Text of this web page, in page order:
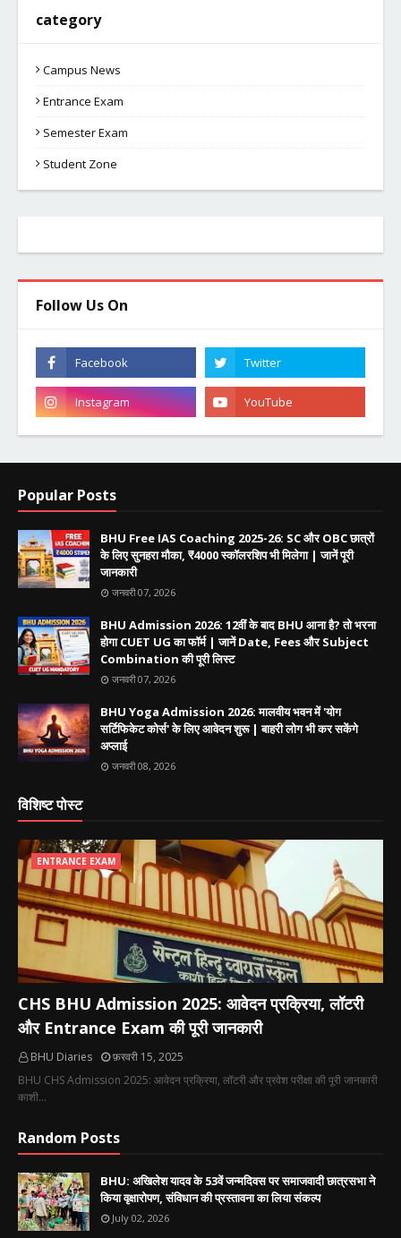
category
Campus News
Entrance Exam
Semester Exam
Student Zone
Follow Us On
Popular Posts
BHU Free IAS Coaching 2025-26: SC और OBC छात्रों
के लिए सुनहरा मौका, ₹4000 स्कॉलरशिप भी मिलेगा | जानें पूरी
जानकारी
जनवरी 07, 2026
BHU Admission 2026: 12वीं के बाद BHU आना है? तो भरना
होगा CUET UG का फॉर्म | जानें Date, Fees और Subject
Combination की पूरी लिस्ट
जनवरी 07, 2026
BHU Yoga Admission 2026: मालवीय भवन में 'योग
सर्टिफिकेट कोर्स' के लिए आवेदन शुरू | बाहरी लोग भी कर सकेंगे
अप्लाई
जनवरी 08, 2026
विशिष्ट पोस्ट
ENTRANCE EXAM
CHS BHU Admission 2025: आवेदन प्रक्रिया, लॉटरी
और Entrance Exam की पूरी जानकारी
BHU Diaries
फ़रवरी 15, 2025
BHU CHS Admission 2025: आवेदन प्रक्रिया, लॉटरी और प्रवेश परीक्षा की पूरी जानकारी
काशी…
Random Posts
BHU: अखिलेश यादव के 53वें जन्मदिवस पर समाजवादी छात्रसभा ने
किया वृक्षारोपण, संविधान की प्रस्तावना का लिया संकल्प
July 02, 2026